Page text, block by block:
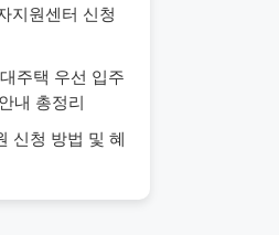
지원센터 신청
주택 우선 입주
내 총정리
신청 방법 및 혜